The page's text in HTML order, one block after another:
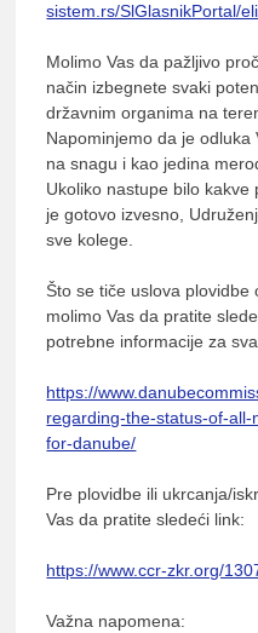
sistem.rs/SlGlasnikPortal/
Molimo Vas da pažljivo
način izbegnete svaki
državnim organima na
Napominjemo da je
na snagu i kao jedina
Ukoliko nastupe bilo
je gotovo izvesno,
sve kolege.
Što se tiče uslova plovidbe
molimo Vas da pratite
potrebne informacije za
https://
regarding-the-status-of-
for-danube/
Pre plovidbe ili ukrcanja/
Vas da pratite sledeći link:
https://www.ccr-zkr.org/
Važna napomena: